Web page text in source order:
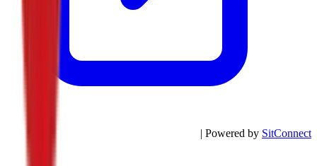
| Powered by SitConnect